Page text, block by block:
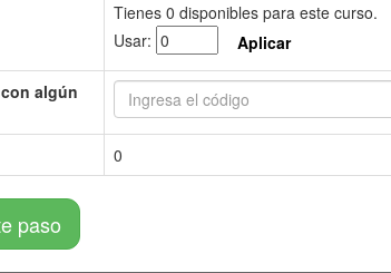
Tienes 0 disponibles para este curso.
Usar:
Aplicar
algún
0
paso